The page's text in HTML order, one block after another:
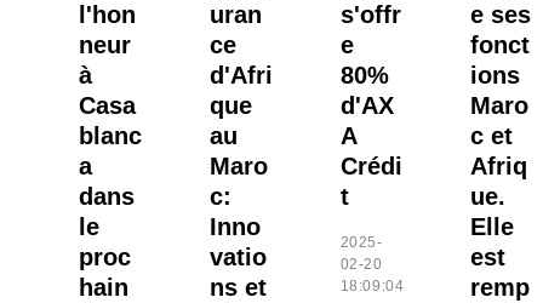
l'hon
neur
à
Casa
blanc
a
dans
le
proc
hain
uran
ce
d'Afri
que
au
Maro
c:
Inno
vatio
ns et
s'offr
e
80%
d'AX
A
Crédi
t
2025-
02-20
18:09:04
e ses
fonct
ions
Maro
c et
Afriq
ue.
Elle
est
remp